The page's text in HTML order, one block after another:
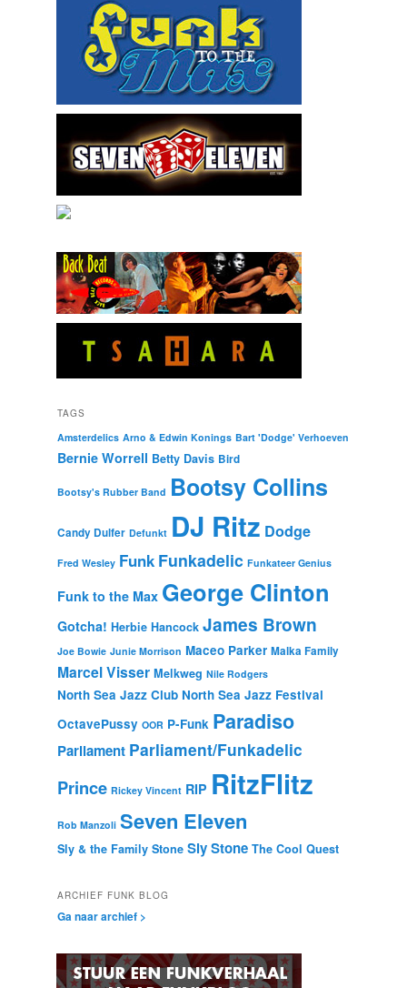
TAGS
Amsterdelics Arno & Edwin Konings Bart 'Dodge' Verhoeven
Bernie Worrell Betty Davis Bird
Bootsy's Rubber Band Bootsy Collins
Candy Dulfer Defunkt DJ Ritz Dodge
Fred Wesley Funk Funkadelic Funkateer Genius
Funk to the Max George Clinton
Gotcha! Herbie Hancock James Brown
Joe Bowie Junie Morrison Maceo Parker Malka Family
Marcel Visser Melkweg Nile Rodgers
North Sea Jazz Club North Sea Jazz Festival
OctavePussy OOR P-Funk Paradiso
Parliament Parliament/Funkadelic
Prince Rickey Vincent RIP RitzFlitz
Rob Manzoli Seven Eleven
Sly & the Family Stone Sly Stone The Cool Quest
ARCHIEF FUNK BLOG
Ga naar archief >